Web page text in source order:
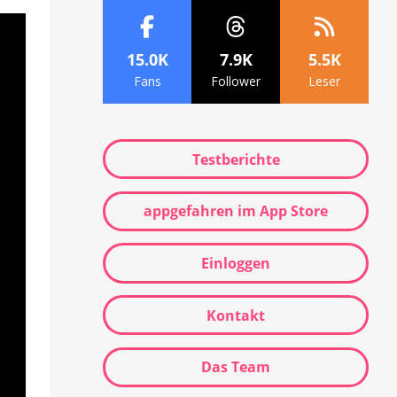
15.0K
Fans
7.9K
Follower
5.5K
Leser
Testberichte
appgefahren im App Store
Einloggen
Kontakt
Das Team